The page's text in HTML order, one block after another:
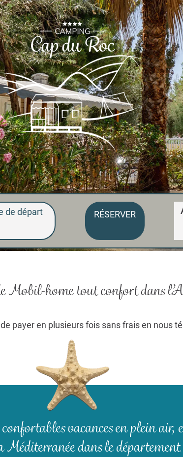
de départ
Mobil-home tout confortdans
payer en plusieurs fois sans frais en nous
confortables vacances en plein
dans le